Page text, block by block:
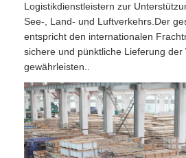
Logistikdienstleistern zur
See-, Land- und Luftverkehrs.Der
entspricht den internationalen
sichere und pünktliche Lieferung der
gewährleisten..